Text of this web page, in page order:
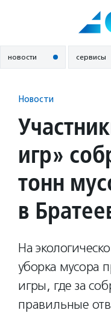
новости сервисы
Новости
игр»
тонн
в
На
уборка мусора
игры, где за
правильные